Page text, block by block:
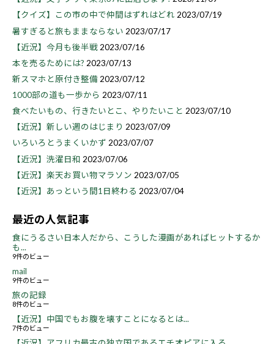
【クイズ】この市の中で仲間はずれはどれ 2023/07/19
暑すぎると旅もままならない 2023/07/17
【近況】今月も後半戦 2023/07/16
本を売るためには? 2023/07/13
新スマホと原付き整備 2023/07/12
1000部の道も一歩から 2023/07/11
食べたいもの、行きたいとこ、やりたいこと 2023/07/10
【近況】新しい週のはじまり 2023/07/09
いろいろとうまくいかず 2023/07/07
【近況】洗濯日和 2023/07/06
【近況】楽天お買い物マラソン 2023/07/05
【近況】あっという間1日終わる 2023/07/04
最近の人気記事
食にうるさい日本人だから、こうした漫画があればヒットするか
も...
9件のビュー
mail
9件のビュー
旅の記録
8件のビュー
【近況】中国でもお腹を壊すことになるとは...
7件のビュー